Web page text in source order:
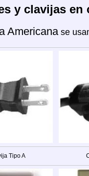
y clavijas en
Americana se
Tipo A